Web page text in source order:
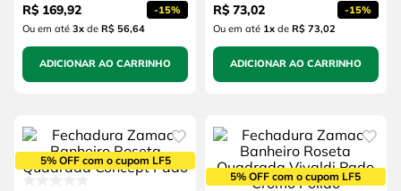
R$ 169,92 -15%
Ou em até 3xde R$ 56,64
ADICIONAR AO CARRINHO
R$ 73,02 -15%
Ou em até 1xde R$ 73,02
ADICIONAR AO CARRINHO
5% OFF com o cupom LF5
5% OFF com o cupom LF5